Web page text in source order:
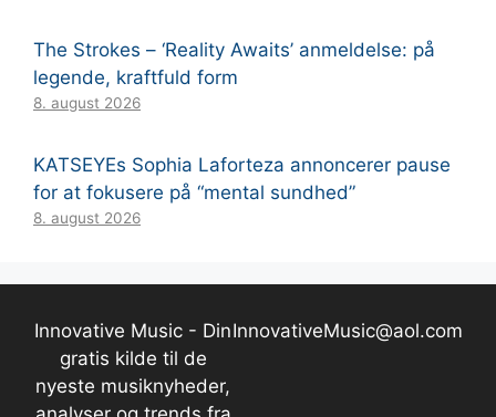
The Strokes – ‘Reality Awaits’ anmeldelse: på
legende, kraftfuld form
8. august 2026
KATSEYEs Sophia Laforteza annoncerer pause
for at fokusere på “mental sundhed”
8. august 2026
Innovative Music - Din
gratis kilde til de
nyeste musiknyheder,
InnovativeMusic@aol.com